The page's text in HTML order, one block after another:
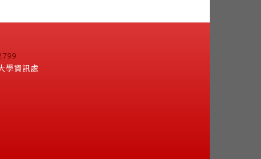
學資訊處